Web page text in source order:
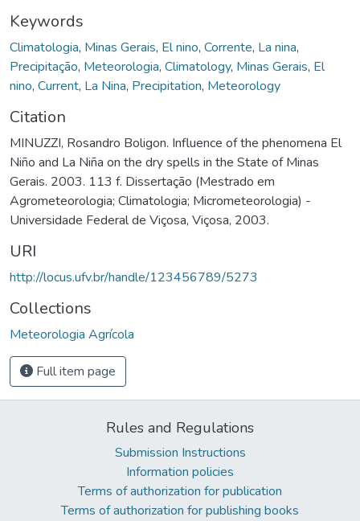
Keywords
Climatologia, Minas Gerais, El nino, Corrente, La nina,
Precipitação, Meteorologia, Climatology, Minas Gerais, El
nino, Current, La Nina, Precipitation, Meteorology
Citation
MINUZZI, Rosandro Boligon. Influence of the phenomena El
Niño and La Niña on the dry spells in the State of Minas
Gerais. 2003. 113 f. Dissertação (Mestrado em
Agrometeorologia; Climatologia; Micrometeorologia) -
Universidade Federal de Viçosa, Viçosa, 2003.
URI
http://locus.ufv.br/handle/123456789/5273
Collections
Meteorologia Agrícola
Full item page
Rules and Regulations
Submission Instructions
Information policies
Terms of authorization for publication
Terms of authorization for publishing books